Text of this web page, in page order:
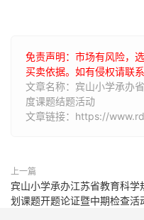
免责声明：市场有风险，
买卖依据。如有侵权请联系
文章名称：宾山小学承办
度课题结题活动
文章链接：https://
上一篇
宾山小学承办江苏省教育科学
划课题开题论证暨中期检查活